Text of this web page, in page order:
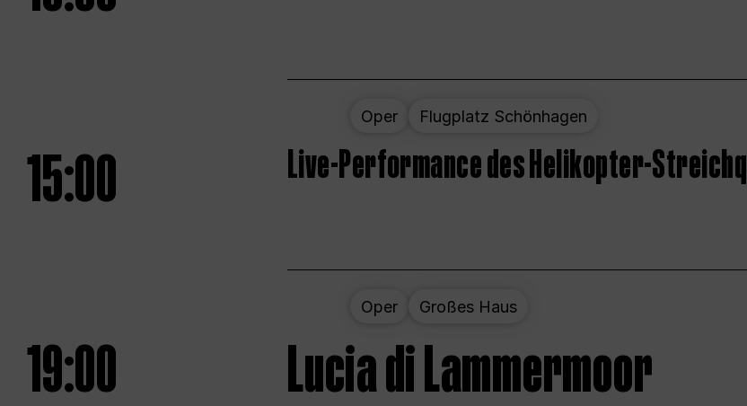
Oper Flugplatz Schönhagen
15:00 Live-Performance des Helikopter-
Oper Großes Haus
19:00 Lucia di Lammermoor